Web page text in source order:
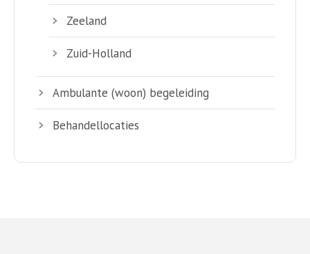
Zeeland
Zuid-Holland
Ambulante (woon) begeleiding
Behandellocaties